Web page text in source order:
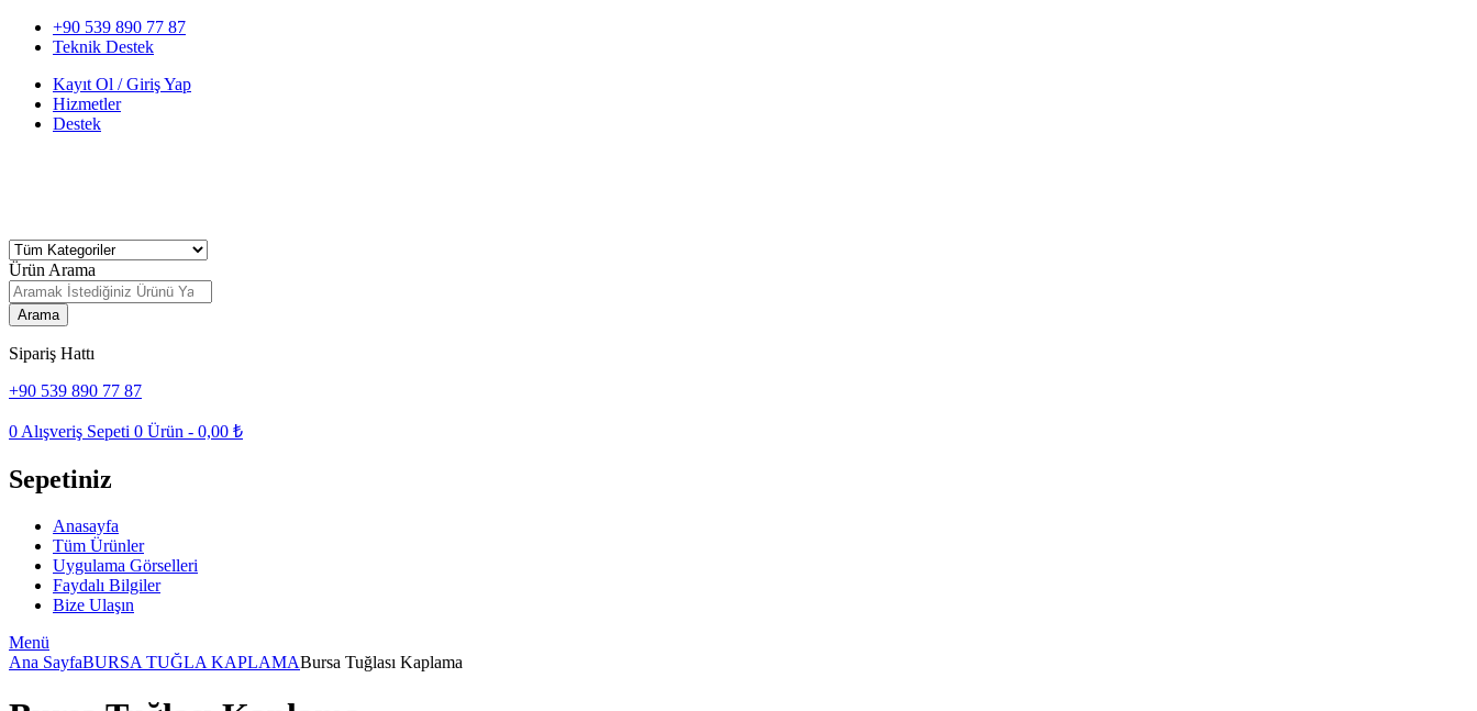
+90 539 890 77 87
Teknik Destek
Kayıt Ol / Giriş Yap
Hizmetler
Destek
Ürün Arama
Arama
Sipariş Hattı
+90 539 890 77 87
0 Alışveriş Sepeti 0 Ürün - 0,00 ₺
Sepetiniz
Anasayfa
Tüm Ürünler
Uygulama Görselleri
Faydalı Bilgiler
Bize Ulaşın
Menü
Ana SayfaBURSA TUĞLA KAPLAMABursa Tuğlası Kaplama